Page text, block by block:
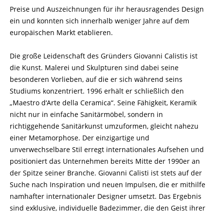
Preise und Auszeichnungen für ihr herausragendes Design
ein und konnten sich innerhalb weniger Jahre auf dem
europäischen Markt etablieren.
Die große Leidenschaft des Gründers Giovanni Calistis ist
die Kunst. Malerei und Skulpturen sind dabei seine
besonderen Vorlieben, auf die er sich während seins
Studiums konzentriert. 1996 erhält er schließlich den
„Maestro d‘Arte della Ceramica“. Seine Fähigkeit, Keramik
nicht nur in einfache Sanitärmöbel, sondern in
richtiggehende Sanitärkunst umzuformen, gleicht nahezu
einer Metamorphose. Der einzigartige und
unverwechselbare Stil erregt internationales Aufsehen und
positioniert das Unternehmen bereits Mitte der 1990er an
der Spitze seiner Branche. Giovanni Calisti ist stets auf der
Suche nach Inspiration und neuen Impulsen, die er mithilfe
namhafter internationaler Designer umsetzt. Das Ergebnis
sind exklusive, individuelle Badezimmer, die den Geist ihrer